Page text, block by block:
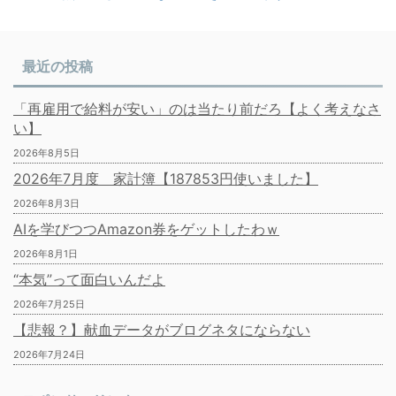
最近の投稿
「再雇用で給料が安い」のは当たり前だろ【よく考えなさ
い】
2026年8月5日
2026年7月度 家計簿【187853円使いました】
2026年8月3日
AIを学びつつAmazon券をゲットしたわｗ
2026年8月1日
“本気”って面白いんだよ
2026年7月25日
【悲報？】献血データがブログネタにならない
2026年7月24日